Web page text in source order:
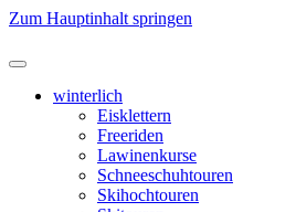
Zum Hauptinhalt springen
winterlich
Eisklettern
Freeriden
Lawinenkurse
Schneeschuhtouren
Skihochtouren